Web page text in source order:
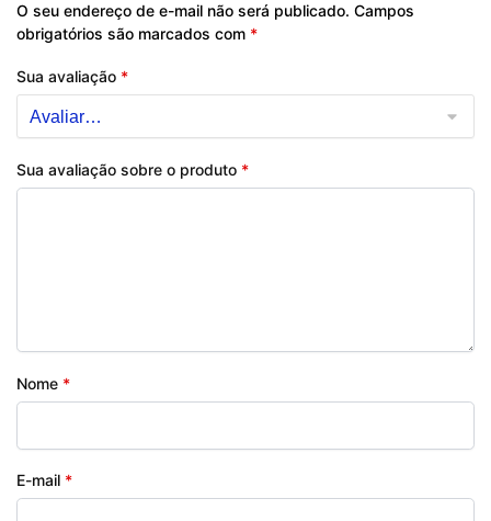
O seu endereço de e-mail não será publicado. Campos
obrigatórios são marcados com *
Sua avaliação *
Sua avaliação sobre o produto *
Nome *
E-mail *